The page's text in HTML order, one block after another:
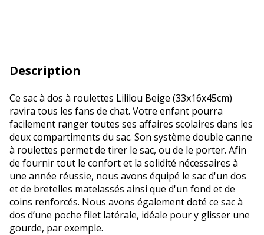
Description
Ce sac à dos à roulettes Lililou Beige (33x16x45cm)
ravira tous les fans de chat. Votre enfant pourra
facilement ranger toutes ses affaires scolaires dans les
deux compartiments du sac. Son système double canne
à roulettes permet de tirer le sac, ou de le porter. Afin
de fournir tout le confort et la solidité nécessaires à
une année réussie, nous avons équipé le sac d'un dos
et de bretelles matelassés ainsi que d'un fond et de
coins renforcés. Nous avons également doté ce sac à
dos d’une poche filet latérale, idéale pour y glisser une
gourde, par exemple.